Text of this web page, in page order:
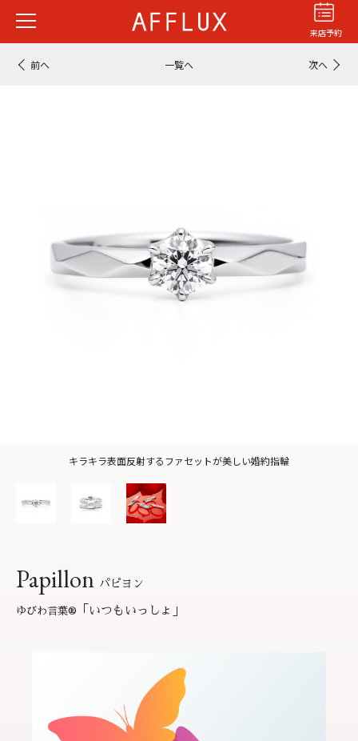
来店予約
AFFLUXについて
AFFLUXの永久保証®
無限大のオーダーメイド
カタログ請求
06-7777-7370
よくあるご質問
前へ 一覧へ 次へ
キラキラ表面反射するファセットが美しい婚約指輪
Papillon パピヨン
ゆびわ言葉® 「いつもいっしょ」